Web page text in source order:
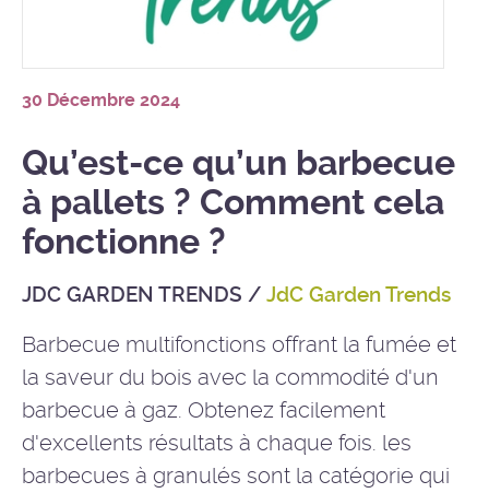
30 Décembre 2024
Qu’est-ce qu’un barbecue
à pallets ? Comment cela
fonctionne ?
JDC GARDEN TRENDS / JdC Garden Trends
Barbecue multifonctions offrant la fumée et
la saveur du bois avec la commodité d'un
barbecue à gaz. Obtenez facilement
d'excellents résultats à chaque fois. les
barbecues à granulés sont la catégorie qui